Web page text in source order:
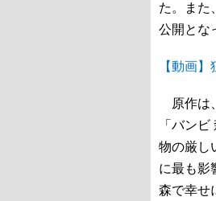
た。また
公開とな
【動画
原作は
「バン
物の厳し
に最も影
森で幸せ